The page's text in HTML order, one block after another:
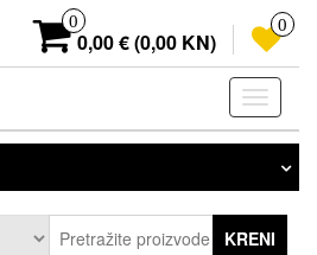
0
0,00 € (0,00 KN)
0
KRENI